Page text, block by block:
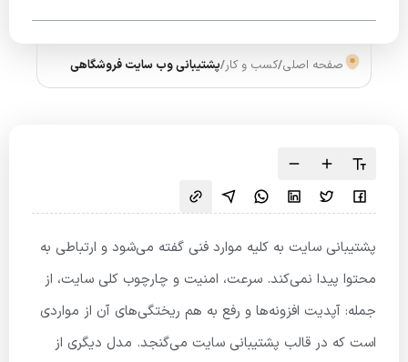
صفحه اصلی/کسب و کار/پشتیبانی وب سایت فروشگاهی
پشتیبانی سایت به کلیه موارد فنی گفته می‌شود و ارتباطی به
محتوا پیدا نمی‌کند. سرعت، امنیت و چارچوب کلی سایت، از
جمله: آپدیت افزونه‌ها و رفع به هم ریختگی‌های آن از مواردی
است که در قالب پشتیبانی سایت می‌گنجد. مدل دیگری از